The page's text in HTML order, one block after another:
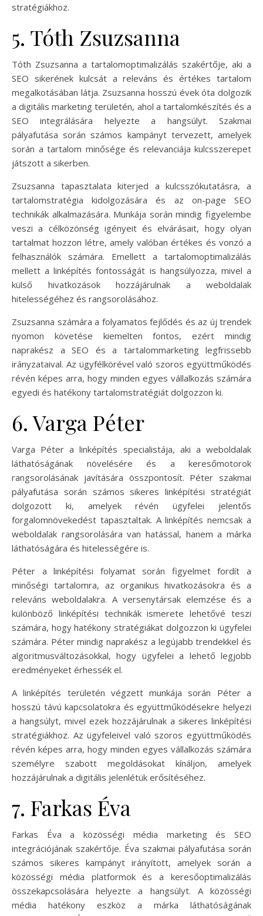
stratégiákhoz.
5. Tóth Zsuzsanna
Tóth Zsuzsanna a tartalomoptimalizálás szakértője, aki a
SEO sikerének kulcsát a releváns és értékes tartalom
megalkotásában látja. Zsuzsanna hosszú évek óta dolgozik
a digitális marketing területén, ahol a tartalomkészítés és a
SEO integrálására helyezte a hangsúlyt. Szakmai
pályafutása során számos kampányt tervezett, amelyek
során a tartalom minősége és relevanciája kulcsszerepet
játszott a sikerben.
Zsuzsanna tapasztalata kiterjed a kulcsszókutatásra, a
tartalomstratégia kidolgozására és az on-page SEO
technikák alkalmazására. Munkája során mindig figyelembe
veszi a célközönség igényeit és elvárásait, hogy olyan
tartalmat hozzon létre, amely valóban értékes és vonzó a
felhasználók számára. Emellett a tartalomoptimalizálás
mellett a linképítés fontosságát is hangsúlyozza, mivel a
külső hivatkozások hozzájárulnak a weboldalak
hitelességéhez és rangsorolásához.
Zsuzsanna számára a folyamatos fejlődés és az új trendek
nyomon követése kiemelten fontos, ezért mindig
naprakész a SEO és a tartalommarketing legfrissebb
irányzataival. Az ügyfélkörével való szoros együttműködés
révén képes arra, hogy minden egyes vállalkozás számára
egyedi és hatékony tartalomstratégiát dolgozzon ki.
6. Varga Péter
Varga Péter a linképítés specialistája, aki a weboldalak
láthatóságának növelésére és a keresőmotorok
rangsorolásának javítására összpontosít. Péter szakmai
pályafutása során számos sikeres linképítési stratégiát
dolgozott ki, amelyek révén ügyfelei jelentős
forgalomnövekedést tapasztaltak. A linképítés nemcsak a
weboldalak rangsorolására van hatással, hanem a márka
láthatóságára és hitelességére is.
Péter a linképítési folyamat során figyelmet fordít a
minőségi tartalomra, az organikus hivatkozásokra és a
releváns weboldalakra. A versenytársak elemzése és a
különböző linképítési technikák ismerete lehetővé teszi
számára, hogy hatékony stratégiákat dolgozzon ki ügyfelei
számára. Péter mindig naprakész a legújabb trendekkel és
algoritmusváltozásokkal, hogy ügyfelei a lehető legjobb
eredményeket érhessék el.
A linképítés területén végzett munkája során Péter a
hosszú távú kapcsolatokra és együttműködésekre helyezi
a hangsúlyt, mivel ezek hozzájárulnak a sikeres linképítési
stratégiákhoz. Az ügyfeleivel való szoros együttműködés
révén képes arra, hogy minden egyes vállalkozás számára
személyre szabott megoldásokat kínáljon, amelyek
hozzájárulnak a digitális jelenlétük erősítéséhez.
7. Farkas Éva
Farkas Éva a közösségi média marketing és SEO
integrációjának szakértője. Éva szakmai pályafutása során
számos sikeres kampányt irányított, amelyek során a
közösségi média platformok és a keresőoptimalizálás
összekapcsolására helyezte a hangsúlyt. A közösségi
média hatékony eszköz a márka láthatóságának